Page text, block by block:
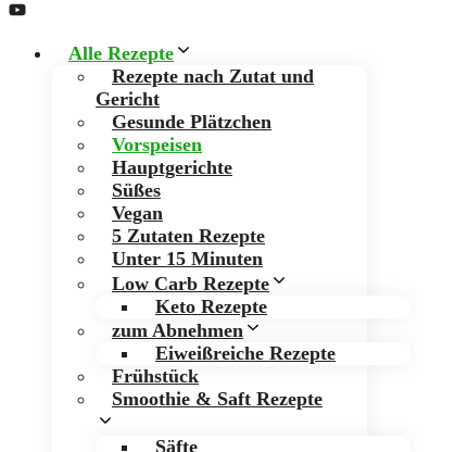
Alle Rezepte
Rezepte nach Zutat und
Gericht
Gesunde Plätzchen
Vorspeisen
Hauptgerichte
Süßes
Vegan
5 Zutaten Rezepte
Unter 15 Minuten
Low Carb Rezepte
Keto Rezepte
zum Abnehmen
Eiweißreiche Rezepte
Frühstück
Smoothie & Saft Rezepte
Säfte